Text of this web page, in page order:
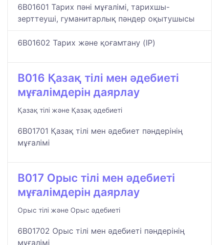
6B01601 Тарих пәні мұғалімі, тарихшы-
зерттеуші, гуманитарлық пәндер оқытушысы
6B01602 Тарих және қоғамтану (IP)
B016 Қазақ тілі мен әдебиеті
мұғалімдерін даярлау
Қазақ тілі және Қазақ әдебиеті
6B01701 Қазақ тілі мен әдебиет пәндерінің
мұғалімі
B017 Орыс тілі мен әдебиеті
мұғалімдерін даярлау
Орыс тілі және Орыс әдебиеті
6B01702 Орыс тілі мен әдебиеті пәндерінің
мұғалімі